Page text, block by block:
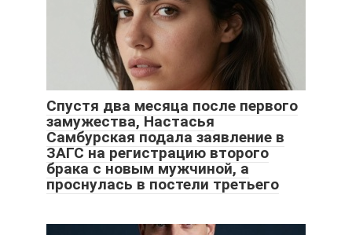
Спустя два месяца после первого
замужества, Настасья
Самбурская подала заявление в
ЗАГС на регистрацию второго
брака с новым мужчиной, а
проснулась в постели третьего